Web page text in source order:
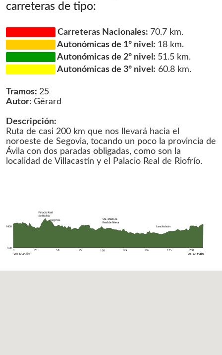
carreteras de tipo:
Carreteras Nacionales: 70.7 km.
Autonómicas de 1º nivel: 18 km.
Autonómicas de 2º nivel: 51.5 km.
Autonómicas de 3º nivel: 60.8 km.
Tramos: 25
Autor: Gérard
Descripción:
Ruta de casi 200 km que nos llevará hacia el
noroeste de Segovia, tocando un poco la provincia de
Ávila con dos paradas obligadas, como son la
localidad de Villacastín y el Palacio Real de Riofrío.